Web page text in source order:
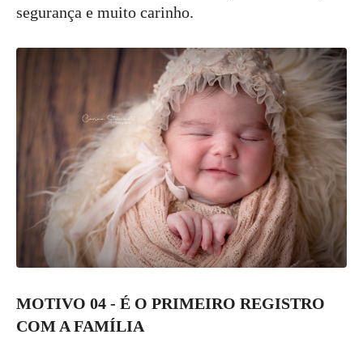
segurança e muito carinho.
MOTIVO 04 - É O PRIMEIRO REGISTRO
COM A FAMÍLIA